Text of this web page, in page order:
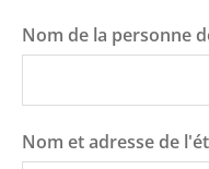
Nom de la personne
Nom et adresse de